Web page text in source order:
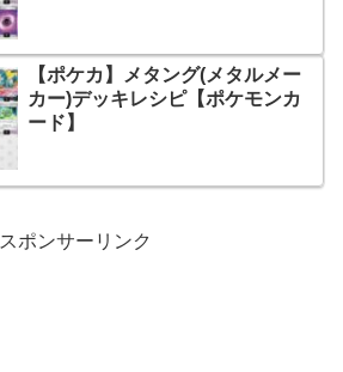
【ポケカ】メタング(メタルメー
カー)デッキレシピ【ポケモンカ
ード】
スポンサーリンク